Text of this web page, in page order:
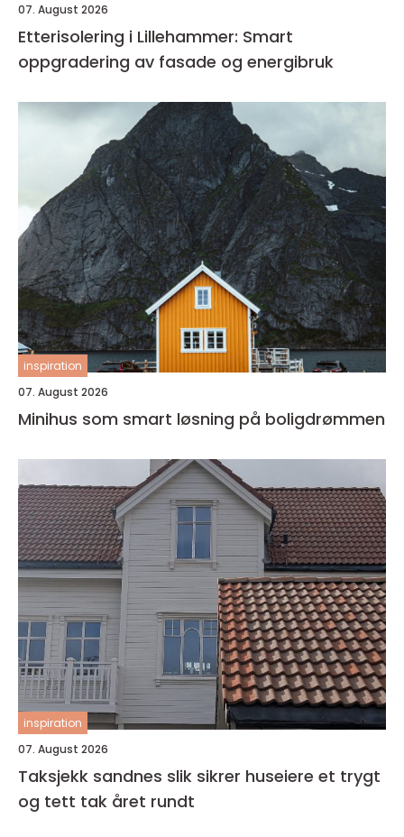
07. August 2026
Etterisolering i Lillehammer: Smart
oppgradering av fasade og energibruk
inspiration
07. August 2026
Minihus som smart løsning på boligdrømmen
inspiration
07. August 2026
Taksjekk sandnes slik sikrer huseiere et trygt
og tett tak året rundt